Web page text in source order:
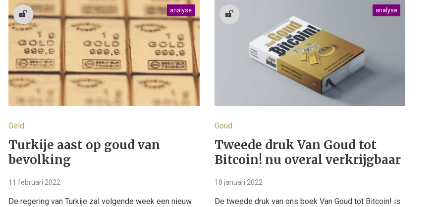
analyse
Geld
Turkije aast op goud van
bevolking
11 februari 2022
De regering van Turkije zal volgende week een nieuw
analyse
Goud
Tweede druk Van Goud tot
Bitcoin! nu overal verkrijgbaar
18 januari 2022
De tweede druk van ons boek Van Goud tot Bitcoin! is